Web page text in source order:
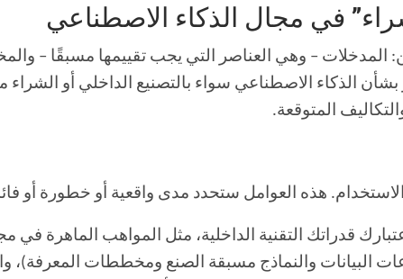
في مجال الذكاء الاصطناعي
المدخلات – وهي العناصر التي يجب تقييمها مسبقًا –
الذكاء الاصطناعي سواء بالتصنيع الداخلي أو
المتوقعة.
هذه العوامل ستحدد مدى واقعية أو خطورة أو
قدراتك التقنية الداخلية، مثل المواهب الماهرة في
البيانات والنماذج مسبقة الصنع ومخططات المعرفة)،